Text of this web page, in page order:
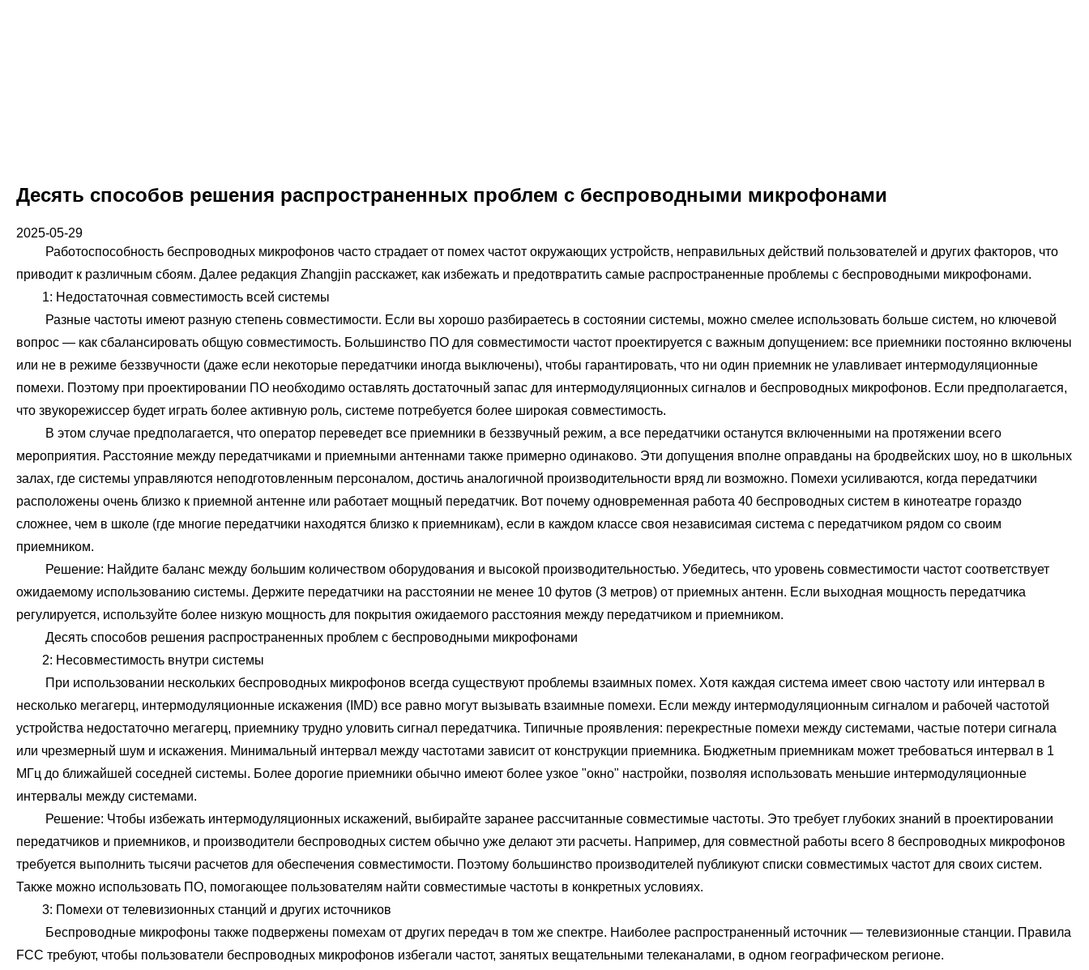
Десять способов решения распространенных проблем с беспроводными микрофонами
2025-05-29
Работоспособность беспроводных микрофонов часто страдает от помех частот окружающих устройств, неправильных действий пользователей и других факторов, что
приводит к различным сбоям. Далее редакция Zhangjin расскажет, как избежать и предотвратить самые распространенные проблемы с беспроводными микрофонами.
1: Недостаточная совместимость всей системы
Разные частоты имеют разную степень совместимости. Если вы хорошо разбираетесь в состоянии системы, можно смелее использовать больше систем, но ключевой
вопрос — как сбалансировать общую совместимость. Большинство ПО для совместимости частот проектируется с важным допущением: все приемники постоянно включены
или не в режиме беззвучности (даже если некоторые передатчики иногда выключены), чтобы гарантировать, что ни один приемник не улавливает интермодуляционные
помехи. Поэтому при проектировании ПО необходимо оставлять достаточный запас для интермодуляционных сигналов и беспроводных микрофонов. Если предполагается,
что звукорежиссер будет играть более активную роль, системе потребуется более широкая совместимость.
В этом случае предполагается, что оператор переведет все приемники в беззвучный режим, а все передатчики останутся включенными на протяжении всего
мероприятия. Расстояние между передатчиками и приемными антеннами также примерно одинаково. Эти допущения вполне оправданы на бродвейских шоу, но в школьных
залах, где системы управляются неподготовленным персоналом, достичь аналогичной производительности вряд ли возможно. Помехи усиливаются, когда передатчики
расположены очень близко к приемной антенне или работает мощный передатчик. Вот почему одновременная работа 40 беспроводных систем в кинотеатре гораздо
сложнее, чем в школе (где многие передатчики находятся близко к приемникам), если в каждом классе своя независимая система с передатчиком рядом со своим
приемником.
Решение: Найдите баланс между большим количеством оборудования и высокой производительностью. Убедитесь, что уровень совместимости частот соответствует
ожидаемому использованию системы. Держите передатчики на расстоянии не менее 10 футов (3 метров) от приемных антенн. Если выходная мощность передатчика
регулируется, используйте более низкую мощность для покрытия ожидаемого расстояния между передатчиком и приемником.
Десять способов решения распространенных проблем с беспроводными микрофонами
2: Несовместимость внутри системы
При использовании нескольких беспроводных микрофонов всегда существуют проблемы взаимных помех. Хотя каждая система имеет свою частоту или интервал в
несколько мегагерц, интермодуляционные искажения (IMD) все равно могут вызывать взаимные помехи. Если между интермодуляционным сигналом и рабочей частотой
устройства недостаточно мегагерц, приемнику трудно уловить сигнал передатчика. Типичные проявления: перекрестные помехи между системами, частые потери сигнала
или чрезмерный шум и искажения. Минимальный интервал между частотами зависит от конструкции приемника. Бюджетным приемникам может требоваться интервал в 1
МГц до ближайшей соседней системы. Более дорогие приемники обычно имеют более узкое "окно" настройки, позволяя использовать меньшие интермодуляционные
интервалы между системами.
Решение: Чтобы избежать интермодуляционных искажений, выбирайте заранее рассчитанные совместимые частоты. Это требует глубоких знаний в проектировании
передатчиков и приемников, и производители беспроводных систем обычно уже делают эти расчеты. Например, для совместной работы всего 8 беспроводных микрофонов
требуется выполнить тысячи расчетов для обеспечения совместимости. Поэтому большинство производителей публикуют списки совместимых частот для своих систем.
Также можно использовать ПО, помогающее пользователям найти совместимые частоты в конкретных условиях.
3: Помехи от телевизионных станций и других источников
Беспроводные микрофоны также подвержены помехам от других передач в том же спектре. Наиболее распространенный источник — телевизионные станции. Правила
FCC требуют, чтобы пользователи беспроводных микрофонов избегали частот, занятых вещательными телеканалами, в одном географическом регионе.